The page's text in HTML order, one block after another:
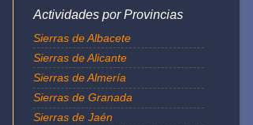
Actividades por Provincias
Sierras de Albacete
Sierras de Alicante
Sierras de Almería
Sierras de Granada
Sierras de Jaén